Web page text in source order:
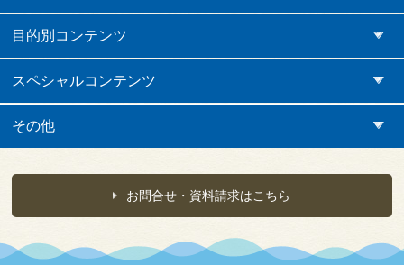
目的別コンテンツ
スペシャルコンテンツ
その他
お問合せ・資料請求はこちら